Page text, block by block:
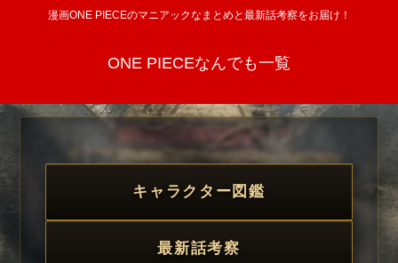
漫画ONE PIECEのマニアックなまとめと最新話考察をお届け！
ONE PIECEなんでも一覧
キャラクター図鑑
最新話考察